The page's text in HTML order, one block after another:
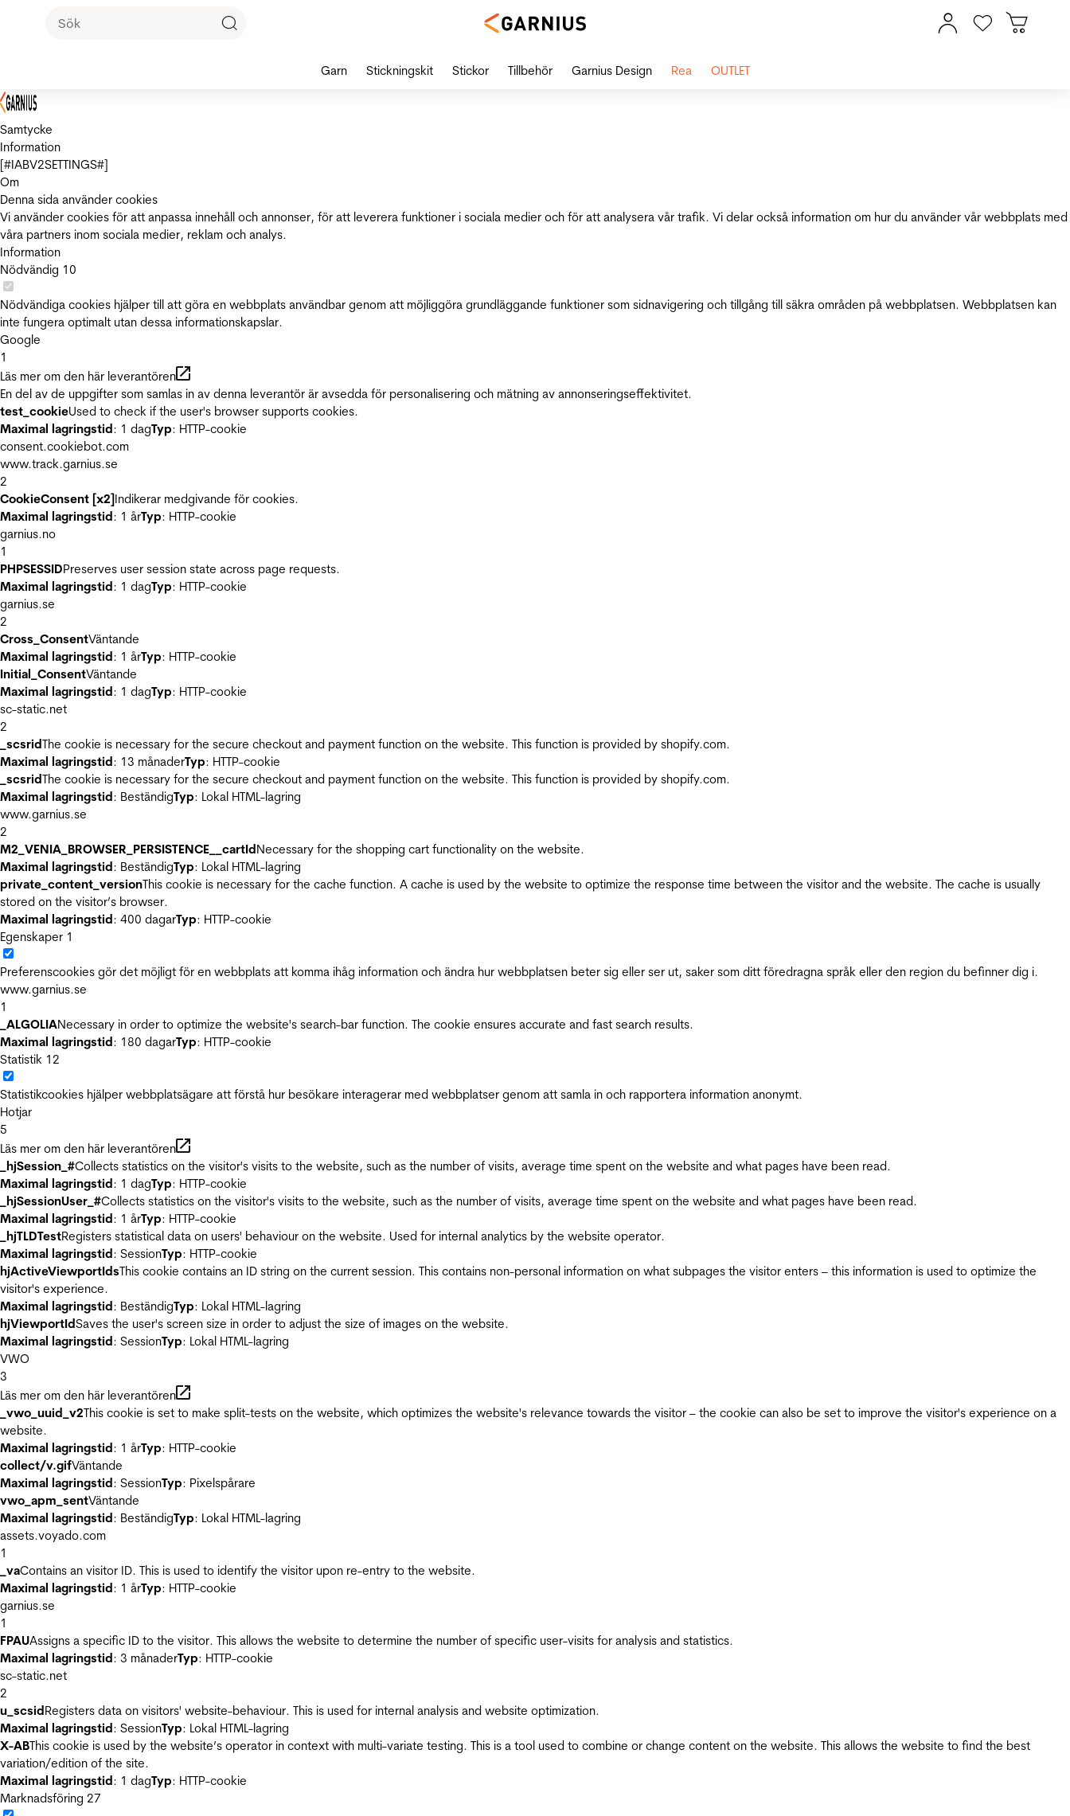
Samtycke
Information
[#IABV2SETTINGS#]
Om
Denna sida använder cookies
Vi använder cookies för att anpassa innehåll och annonser, för att leverera funktioner i sociala medier och för att analysera vår trafik. Vi delar också information om hur du använder vår webbplats med
våra partners inom sociala medier, reklam och analys.
Information
Nödvändig 10
Nödvändiga cookies hjälper till att göra en webbplats användbar genom att möjliggöra grundläggande funktioner som sidnavigering och tillgång till säkra områden på webbplatsen. Webbplatsen kan
inte fungera optimalt utan dessa informationskapslar.
Google
1
Läs mer om den här leverantören
En del av de uppgifter som samlas in av denna leverantör är avsedda för personalisering och mätning av annonseringseffektivitet.
test_cookieUsed to check if the user's browser supports cookies.
Maximal lagringstid: 1 dagTyp: HTTP-cookie
consent.cookiebot.com
www.track.garnius.se
2
CookieConsent [x2]Indikerar medgivande för cookies.
Maximal lagringstid: 1 årTyp: HTTP-cookie
garnius.no
1
PHPSESSIDPreserves user session state across page requests.
Maximal lagringstid: 1 dagTyp: HTTP-cookie
garnius.se
2
Cross_ConsentVäntande
Maximal lagringstid: 1 årTyp: HTTP-cookie
Initial_ConsentVäntande
Maximal lagringstid: 1 dagTyp: HTTP-cookie
sc-static.net
2
_scsridThe cookie is necessary for the secure checkout and payment function on the website. This function is provided by shopify.com.
Maximal lagringstid: 13 månaderTyp: HTTP-cookie
_scsridThe cookie is necessary for the secure checkout and payment function on the website. This function is provided by shopify.com.
Maximal lagringstid: BeständigTyp: Lokal HTML-lagring
www.garnius.se
2
M2_VENIA_BROWSER_PERSISTENCE__cartIdNecessary for the shopping cart functionality on the website.
Maximal lagringstid: BeständigTyp: Lokal HTML-lagring
private_content_versionThis cookie is necessary for the cache function. A cache is used by the website to optimize the response time between the visitor and the website. The cache is usually
stored on the visitor’s browser.
Maximal lagringstid: 400 dagarTyp: HTTP-cookie
Egenskaper 1
Preferenscookies gör det möjligt för en webbplats att komma ihåg information och ändra hur webbplatsen beter sig eller ser ut, saker som ditt föredragna språk eller den region du befinner dig i.
www.garnius.se
1
_ALGOLIANecessary in order to optimize the website's search-bar function. The cookie ensures accurate and fast search results.
Maximal lagringstid: 180 dagarTyp: HTTP-cookie
Statistik 12
Statistikcookies hjälper webbplatsägare att förstå hur besökare interagerar med webbplatser genom att samla in och rapportera information anonymt.
Hotjar
5
Läs mer om den här leverantören
_hjSession_#Collects statistics on the visitor's visits to the website, such as the number of visits, average time spent on the website and what pages have been read.
Maximal lagringstid: 1 dagTyp: HTTP-cookie
_hjSessionUser_#Collects statistics on the visitor's visits to the website, such as the number of visits, average time spent on the website and what pages have been read.
Maximal lagringstid: 1 årTyp: HTTP-cookie
_hjTLDTestRegisters statistical data on users' behaviour on the website. Used for internal analytics by the website operator.
Maximal lagringstid: SessionTyp: HTTP-cookie
hjActiveViewportIdsThis cookie contains an ID string on the current session. This contains non-personal information on what subpages the visitor enters – this information is used to optimize the
visitor's experience.
Maximal lagringstid: BeständigTyp: Lokal HTML-lagring
hjViewportIdSaves the user's screen size in order to adjust the size of images on the website.
Maximal lagringstid: SessionTyp: Lokal HTML-lagring
VWO
3
Läs mer om den här leverantören
_vwo_uuid_v2This cookie is set to make split-tests on the website, which optimizes the website's relevance towards the visitor – the cookie can also be set to improve the visitor's experience on a
website.
Maximal lagringstid: 1 årTyp: HTTP-cookie
collect/v.gifVäntande
Maximal lagringstid: SessionTyp: Pixelspårare
vwo_apm_sentVäntande
Maximal lagringstid: BeständigTyp: Lokal HTML-lagring
assets.voyado.com
1
_vaContains an visitor ID. This is used to identify the visitor upon re-entry to the website.
Maximal lagringstid: 1 årTyp: HTTP-cookie
garnius.se
1
FPAUAssigns a specific ID to the visitor. This allows the website to determine the number of specific user-visits for analysis and statistics.
Maximal lagringstid: 3 månaderTyp: HTTP-cookie
sc-static.net
2
u_scsidRegisters data on visitors' website-behaviour. This is used for internal analysis and website optimization.
Maximal lagringstid: SessionTyp: Lokal HTML-lagring
X-ABThis cookie is used by the website’s operator in context with multi-variate testing. This is a tool used to combine or change content on the website. This allows the website to find the best
variation/edition of the site.
Maximal lagringstid: 1 dagTyp: HTTP-cookie
Marknadsföring 27
Garn Stickningskit Stickor Tillbehör Garnius Design Rea OUTLET